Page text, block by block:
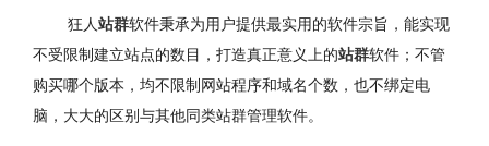
狂人站群软件秉承为用户提供最实用的软件宗旨，能实现
不受限制建立站点的数目，打造真正意义上的站群软件；不管
购买哪个版本，均不限制网站程序和域名个数，也不绑定电
脑，大大的区别与其他同类站群管理软件。